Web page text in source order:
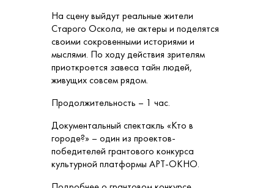
На сцену выйдут реальные жители
Старого Оскола, не актеры и поделятся
своими сокровенными историями и
мыслями. По ходу действия зрителям
приоткроется завеса тайн людей,
живущих совсем рядом.
Продолжительность – 1 час.
Документальный спектакль «Кто в
городе?» – один из проектов-
победителей грантового конкурса
культурной платформы АРТ-ОКНО.